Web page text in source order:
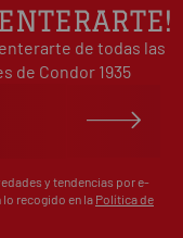
0%
0%
de todas las
de Condor 1935
y tendencias por e-
lo recogido en la Política de